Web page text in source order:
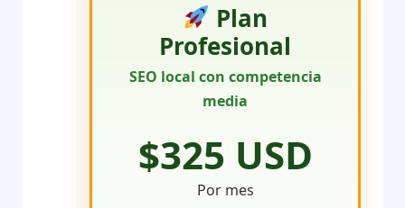
Plan
Profesional
SEO local con competencia
media
$325 USD
Por mes